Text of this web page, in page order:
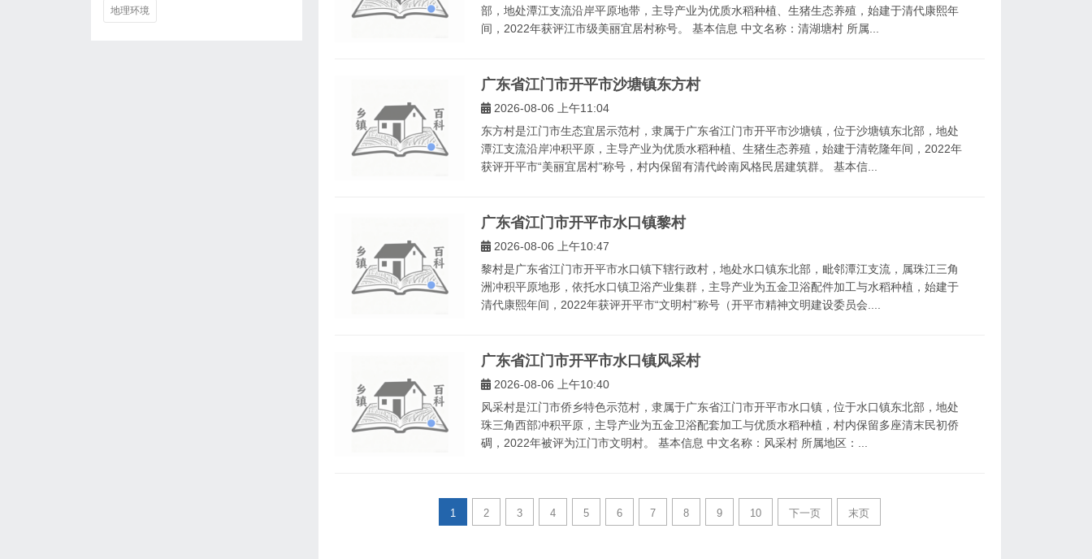
部，地处潭江支流沿岸平原地带，主导产业为优质水稻种植、生猪生态养殖，始建于清代康熙年
间，2022年获评江市级美丽宜居村称号。 基本信息 中文名称：清湖塘村 所属...
广东省江门市开平市沙塘镇东方村
2026-08-06 上午11:04
东方村是江门市生态宜居示范村，隶属于广东省江门市开平市沙塘镇，位于沙塘镇东北部，地处
潭江支流沿岸冲积平原，主导产业为优质水稻种植、生猪生态养殖，始建于清乾隆年间，2022年
获评开平市“美丽宜居村”称号，村内保留有清代岭南风格民居建筑群。 基本信...
广东省江门市开平市水口镇黎村
2026-08-06 上午10:47
黎村是广东省江门市开平市水口镇下辖行政村，地处水口镇东北部，毗邻潭江支流，属珠江三角
洲冲积平原地形，依托水口镇卫浴产业集群，主导产业为五金卫浴配件加工与水稻种植，始建于
清代康熙年间，2022年获评开平市“文明村”称号（开平市精神文明建设委员会....
广东省江门市开平市水口镇风采村
2026-08-06 上午10:40
风采村是江门市侨乡特色示范村，隶属于广东省江门市开平市水口镇，位于水口镇东北部，地处
珠三角西部冲积平原，主导产业为五金卫浴配套加工与优质水稻种植，村内保留多座清末民初侨
碉，2022年被评为江门市文明村。 基本信息 中文名称：风采村 所属地区：...
1 2 3 4 5 6 7 8 9 10 下一页 末页
地理环境